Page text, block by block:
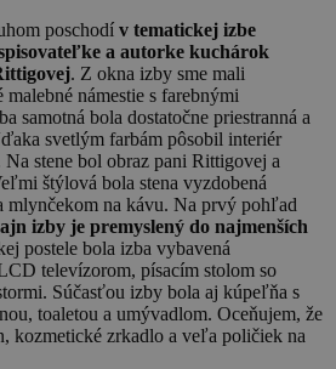
poschodí v tematickej izbe
a autorke kuchárok
. Z okna izby sme mali
námestie s farebnými
samotná bola dostatočne priestranná a
svetlým farbám pôsobil interiér
stene bol obraz pani Rittigovej a
štýlová bola stena vyzdobená
mlynčekom na kávu. Na prvý pohľad
izby je premyslený do najmenších
postele bola izba vybavená
televízorom, písacím stolom so
Súčasťou izby bola aj kúpeľňa s
toaletou a umývadlom. Oceňujem, že
kozmetické zrkadlo a veľa poličiek na